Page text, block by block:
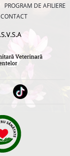
PROGRAM DE AFILIERE
CONTACT